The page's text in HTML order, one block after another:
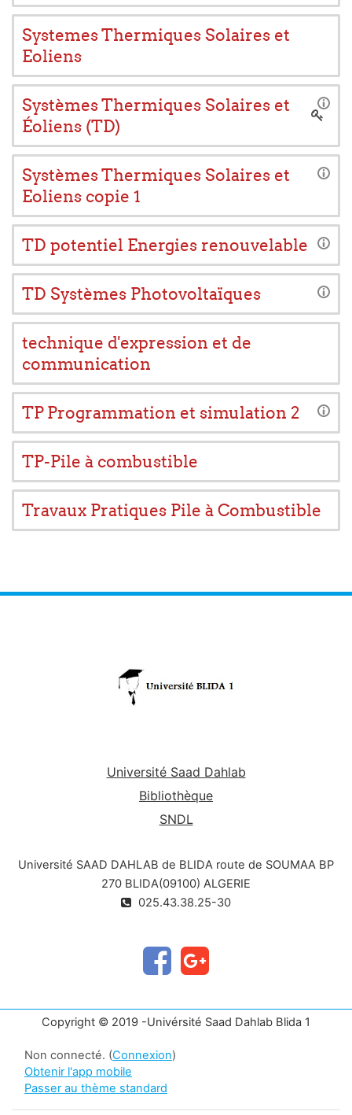
Systemes Thermiques Solaires et
Eoliens
Systèmes Thermiques Solaires et
Éoliens (TD)
Systèmes Thermiques Solaires et
Eoliens copie 1
TD potentiel Energies renouvelable
TD Systèmes Photovoltaïques
technique d'expression et de
communication
TP Programmation et simulation 2
TP-Pile à combustible
Travaux Pratiques Pile à Combustible
Université Saad Dahlab
Bibliothèque
SNDL
Université SAAD DAHLAB de BLIDA route de SOUMAA BP
270 BLIDA(09100) ALGERIE
025.43.38.25-30
Copyright © 2019 -Univérsité Saad Dahlab Blida 1
Non connecté. (Connexion)
Obtenir l'app mobile
Passer au thème standard